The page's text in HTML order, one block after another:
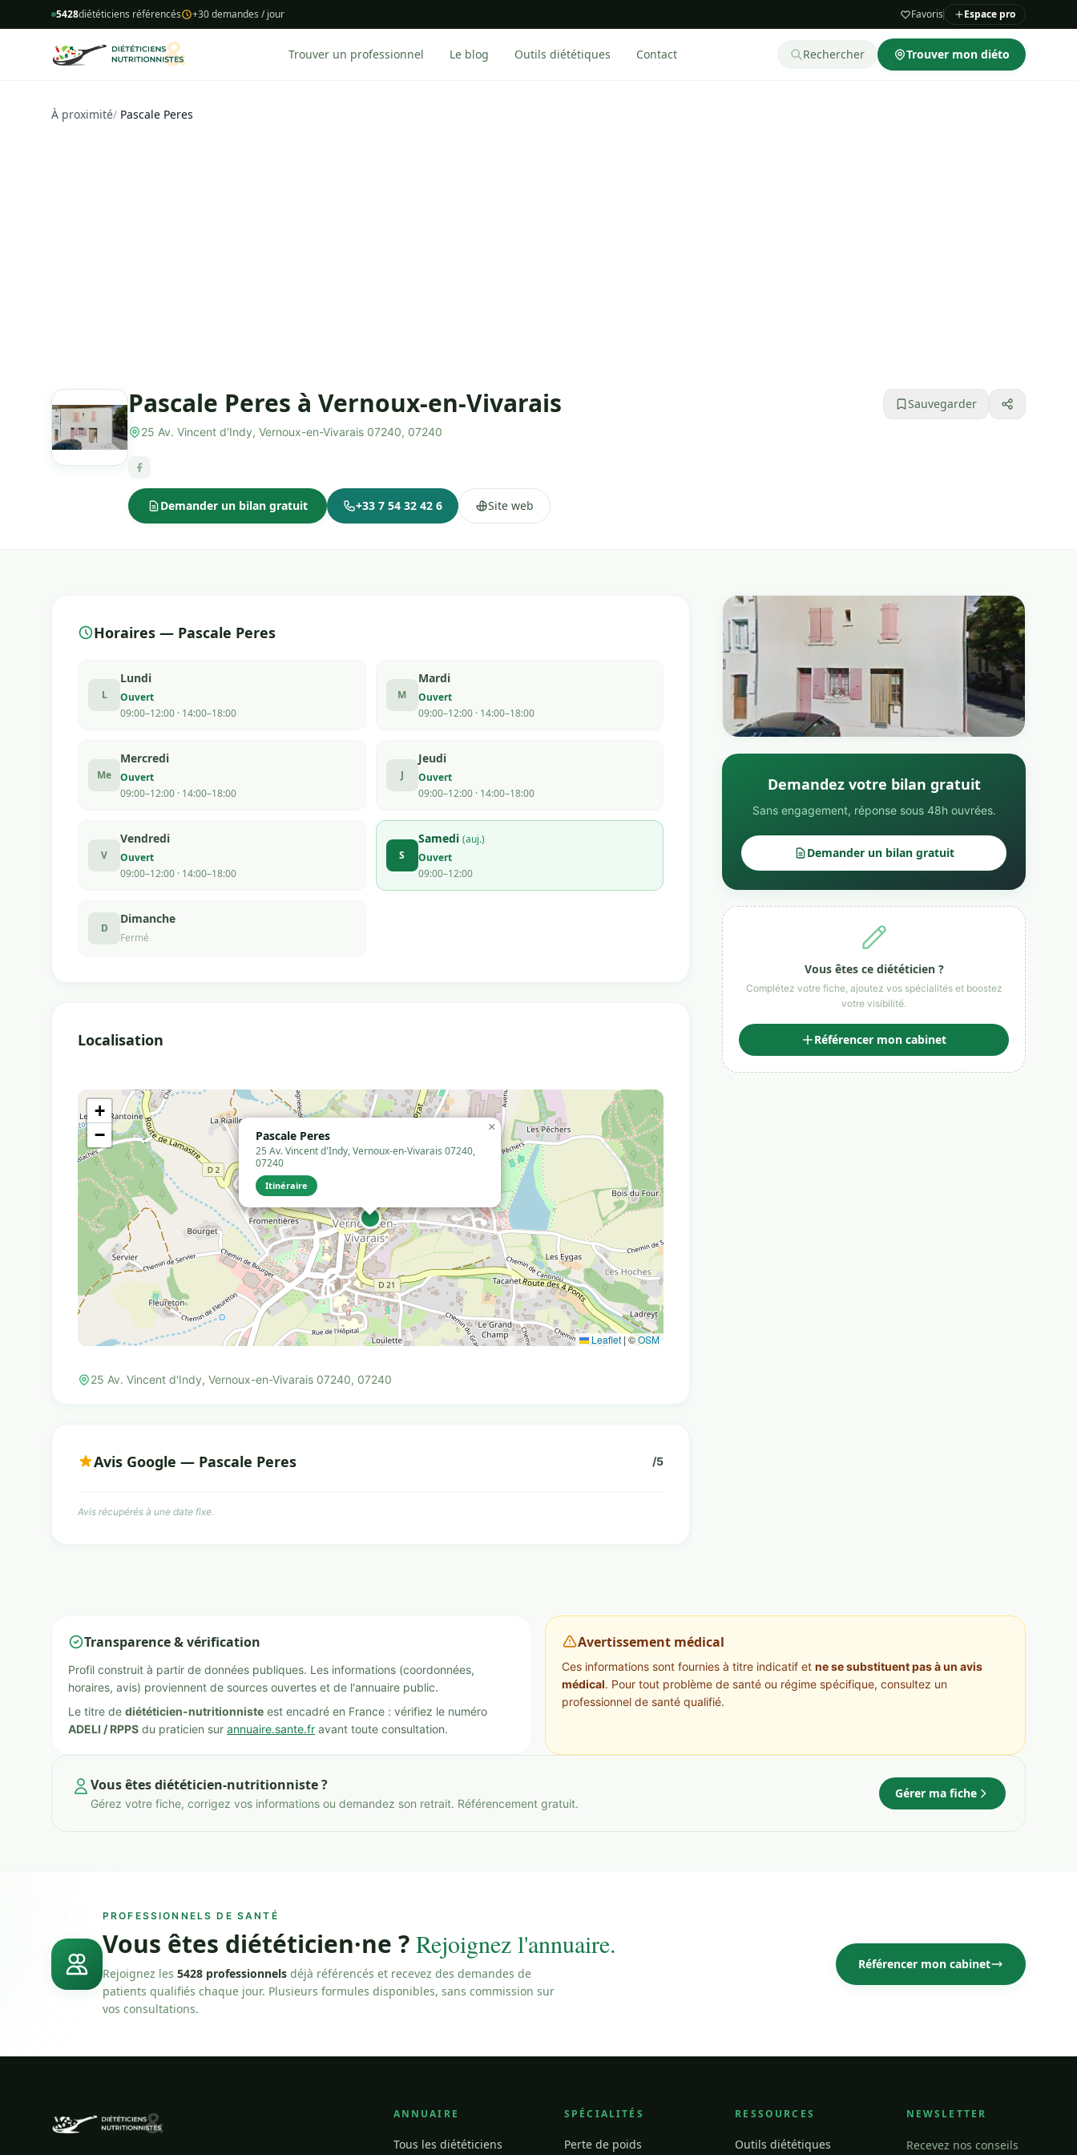
5428diététiciens référencés +30 demandes / jour Favoris Espace pro
Trouver un professionnel Le blog Outils diététiques Contact Rechercher Trouver mon diéto
À proximité/ Pascale Peres
Pascale Peres à Vernoux-en-Vivarais
25 Av. Vincent d'Indy, Vernoux-en-Vivarais 07240, 07240
Sauvegarder
Demander un bilan gratuit +33 7 54 32 42 6 Site web
Horaires — Pascale Peres
L
Lundi
Ouvert
09:00–12:00 · 14:00–18:00
M
Mardi
Ouvert
09:00–12:00 · 14:00–18:00
Me
Mercredi
Ouvert
09:00–12:00 · 14:00–18:00
J
Jeudi
Ouvert
09:00–12:00 · 14:00–18:00
V
Vendredi
Ouvert
09:00–12:00 · 14:00–18:00
S
Samedi (auj.)
Ouvert
09:00–12:00
D
Dimanche
Fermé
Localisation
Pascale Peres
25 Av. Vincent d'Indy, Vernoux-en-Vivarais 07240,
07240
Itinéraire
×
+
−
Leaflet |©OSM
25 Av. Vincent d'Indy, Vernoux-en-Vivarais 07240, 07240
Avis Google — Pascale Peres /5
Avis récupérés à une date fixe.
Demandez votre bilan gratuit
Sans engagement, réponse sous 48h ouvrées.
Demander un bilan gratuit
Vous êtes ce diététicien ?
Complétez votre fiche, ajoutez vos spécialités et boostez
votre visibilité.
Référencer mon cabinet
Transparence & vérification
Profil construit à partir de données publiques. Les informations (coordonnées,
horaires, avis) proviennent de sources ouvertes et de l'annuaire public.
Le titre de diététicien-nutritionniste est encadré en France : vérifiez le numéro
ADELI / RPPS du praticien sur annuaire.sante.fr avant toute consultation.
Avertissement médical
Ces informations sont fournies à titre indicatif et ne se substituent pas à un avis
médical. Pour tout problème de santé ou régime spécifique, consultez un
professionnel de santé qualifié.
Vous êtes diététicien-nutritionniste ?
Gérez votre fiche, corrigez vos informations ou demandez son retrait. Référencement gratuit.
Gérer ma fiche
PROFESSIONNELS DE SANTÉ
Vous êtes diététicien·ne ? Rejoignez l'annuaire.
Rejoignez les 5428 professionnels déjà référencés et recevez des demandes de
patients qualifiés chaque jour. Plusieurs formules disponibles, sans commission sur
vos consultations.
Référencer mon cabinet
ANNUAIRE
Tous les diététiciens
SPÉCIALITÉS
Perte de poids
RESSOURCES
Outils diététiques
NEWSLETTER
Recevez nos conseils